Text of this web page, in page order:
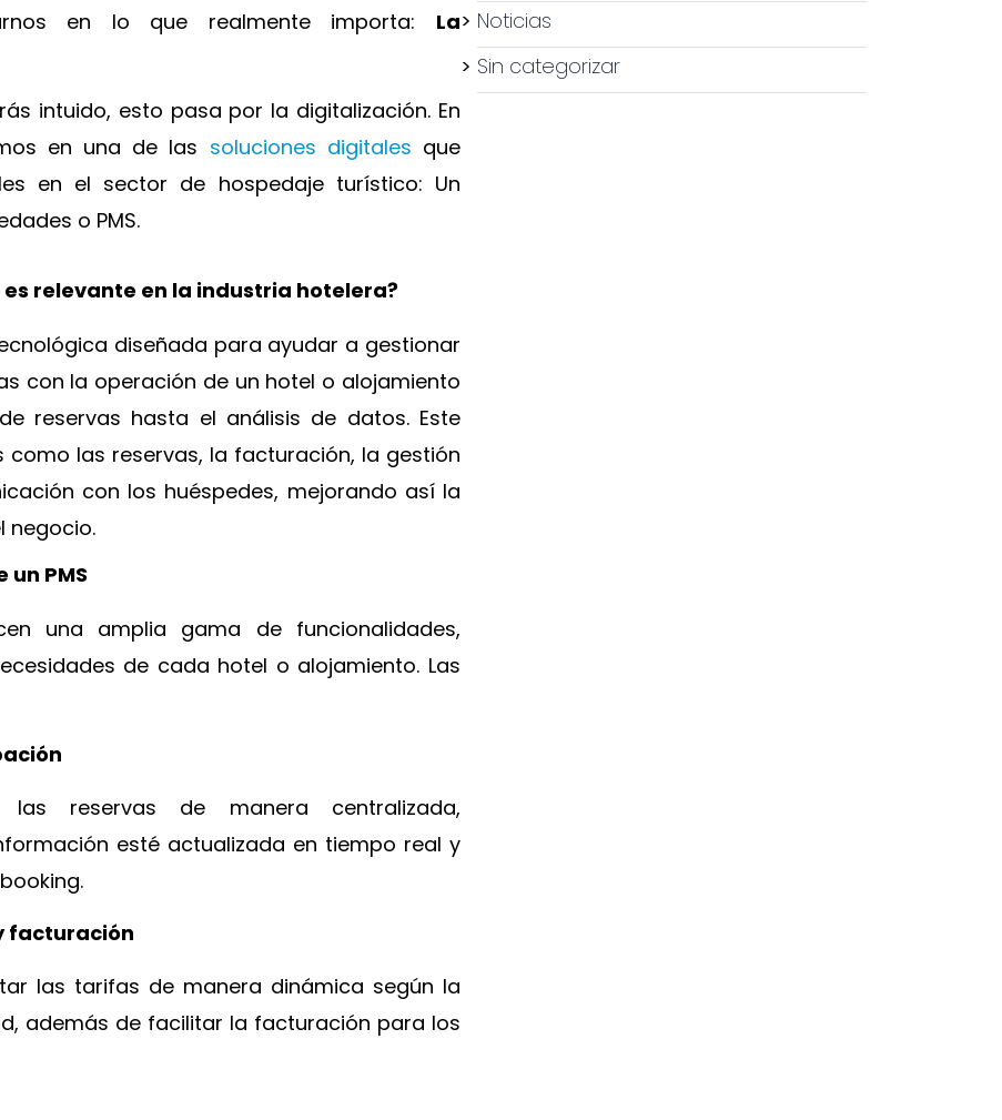
en lo que realmente importa: La
intuido, esto pasa por la digitalización. En
en una de las soluciones digitales que
en el sector de hospedaje turístico: Un
o PMS.
es relevante en la industria hotelera?
diseñada para ayudar a gestionar
con la operación de un hotel o alojamiento
reservas hasta el análisis de datos. Este
como las reservas, la facturación, la gestión
con los huéspedes, mejorando así la
negocio.
PMS
una amplia gama de funcionalidades,
de cada hotel o alojamiento. Las
las reservas de manera centralizada,
esté actualizada en tiempo real y
facturación
las tarifas de manera dinámica según la
además de facilitar la facturación para los
Noticias
Sin categorizar